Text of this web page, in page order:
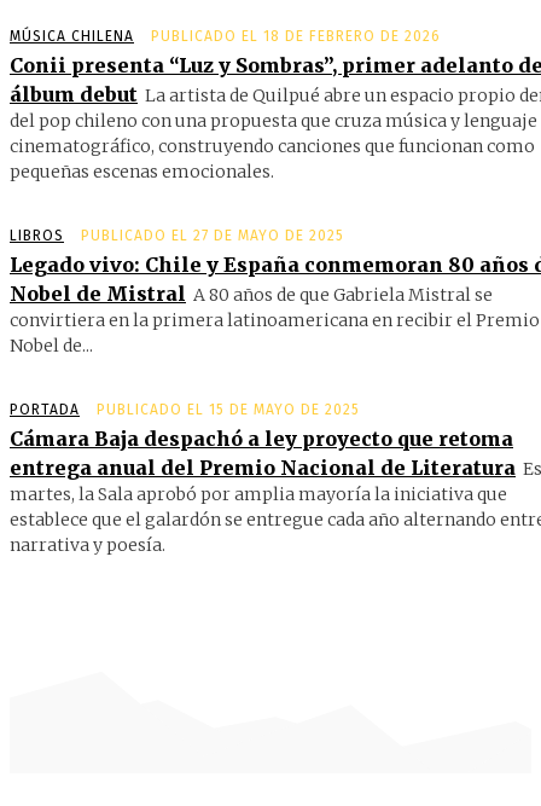
MÚSICA CHILENA PUBLICADO EL 18 DE FEBRERO DE 2026
Conii presenta “Luz y Sombras”, primer adelanto
álbum debut La artista de Quilpué abre un espacio propio
del pop chileno con una propuesta que cruza música y lenguaje
cinematográfico, construyendo canciones que funcionan como
pequeñas escenas emocionales.
LIBROS PUBLICADO EL 27 DE MAYO DE 2025
Legado vivo: Chile y España conmemoran 80 años
Nobel de Mistral A 80 años de que Gabriela Mistral se
convirtiera en la primera latinoamericana en recibir el Premio
Nobel de...
PORTADA PUBLICADO EL 15 DE MAYO DE 2025
Cámara Baja despachó a ley proyecto que retoma
entrega anual del Premio Nacional de Literatura
martes, la Sala aprobó por amplia mayoría la iniciativa que
establece que el galardón se entregue cada año alternando
narrativa y poesía.